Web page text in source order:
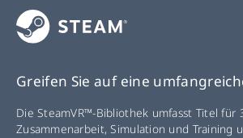
Greifen Sie auf eine
Die SteamVR™-Bibliothek umfasst Titel für
Zusammenarbeit, Simulation und Training